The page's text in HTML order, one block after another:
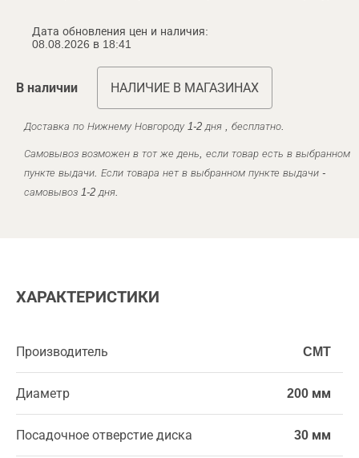
Дата обновления цен и наличия:
08.08.2026 в 18:41
В наличии НАЛИЧИЕ В МАГАЗИНАХ
Доставка по Нижнему Новгороду 1-2 дня , бесплатно.
Самовывоз возможен в тот же день, если товар есть в выбранном
пункте выдачи. Если товара нет в выбранном пункте выдачи -
самовывоз 1-2 дня.
ХАРАКТЕРИСТИКИ
Производитель CMT
Диаметр 200 мм
Посадочное отверстие диска 30 мм